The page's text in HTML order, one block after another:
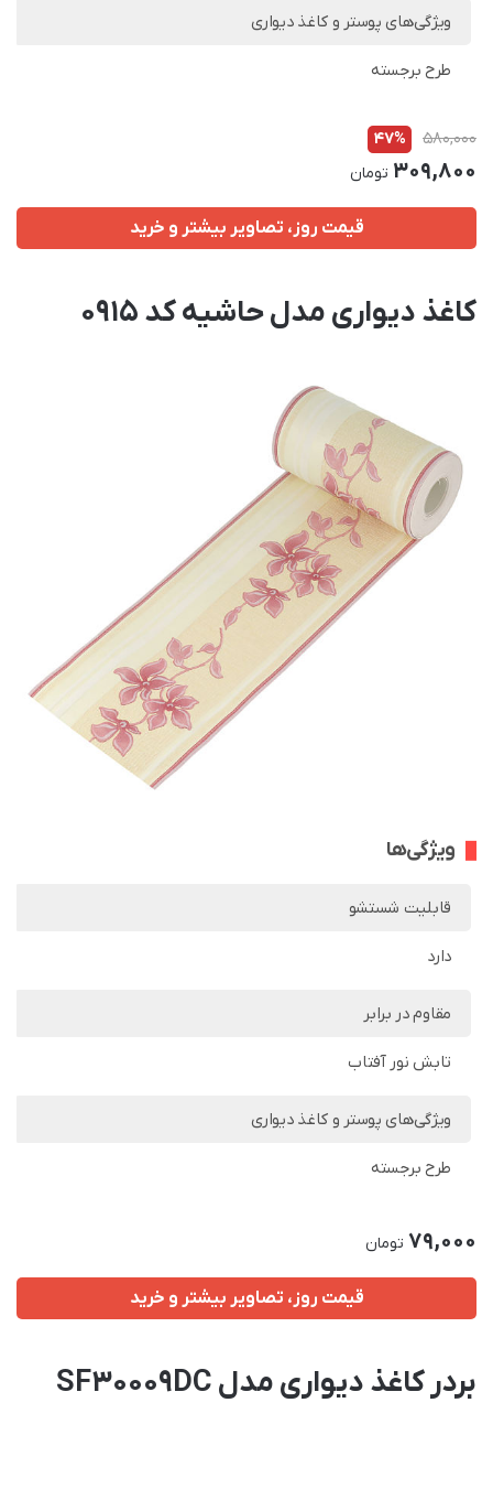
ویژگی‌های پوستر و کاغذ دیواری
طرح برجسته
580,000
47%
309,800 تومان
قیمت روز، تصاویر بیشتر و خرید
کاغذ دیواری مدل حاشیه کد 0915
ویژگی‌ها
قابلیت شستشو
دارد
مقاوم در برابر
تابش نور آفتاب
ویژگی‌های پوستر و کاغذ دیواری
طرح برجسته
79,000 تومان
قیمت روز، تصاویر بیشتر و خرید
بردر کاغذ دیواری مدل SF30009DC